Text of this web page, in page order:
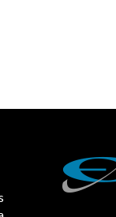
revalorisées, à
plage sont